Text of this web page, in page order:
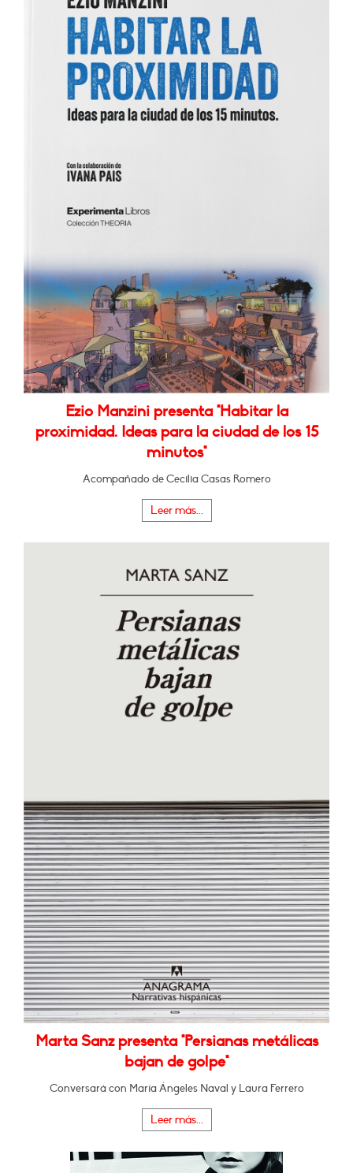
Ezio Manzini presenta "Habitar la
proximidad. Ideas para la ciudad de los 15
minutos"
Acompañado de Cecilia Casas Romero
Leer más...
Marta Sanz presenta "Persianas metálicas
bajan de golpe"
Conversará con María Ángeles Naval y Laura Ferrero
Leer más...